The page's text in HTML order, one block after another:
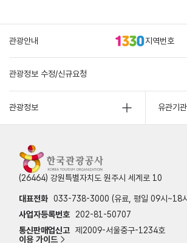
관광안내 지역번호
관광정보 수정/신규요청
관광정보 유관기관
(26464) 강원특별자치도 원주시 세계로 10
대표전화 033-738-3000 (유료, 평일 09시~18
사업자등록번호
202-81-50707
통신판매업신고 제2009-서울중구-1234호
이용 가이드